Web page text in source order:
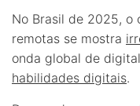
No Brasil de 2025, o
remotas se mostra
onda global de
habilidades digitais.